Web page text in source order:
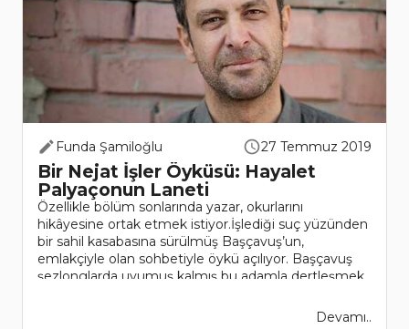
Funda Şamiloğlu 27 Temmuz 2019
Bir Nejat İşler Öyküsü: Hayalet
Palyaçonun Laneti
Özellikle bölüm sonlarında yazar, okurlarını
hikâyesine ortak etmek istiyor.İşlediği suç yüzünden
bir sahil kasabasına sürülmüş Başçavuş’un,
emlakçiyle olan sohbetiyle öykü açılıyor. Başçavuş
şezlonglarda uyumuş kalmış bu adamla dertleşmek
Devamı..